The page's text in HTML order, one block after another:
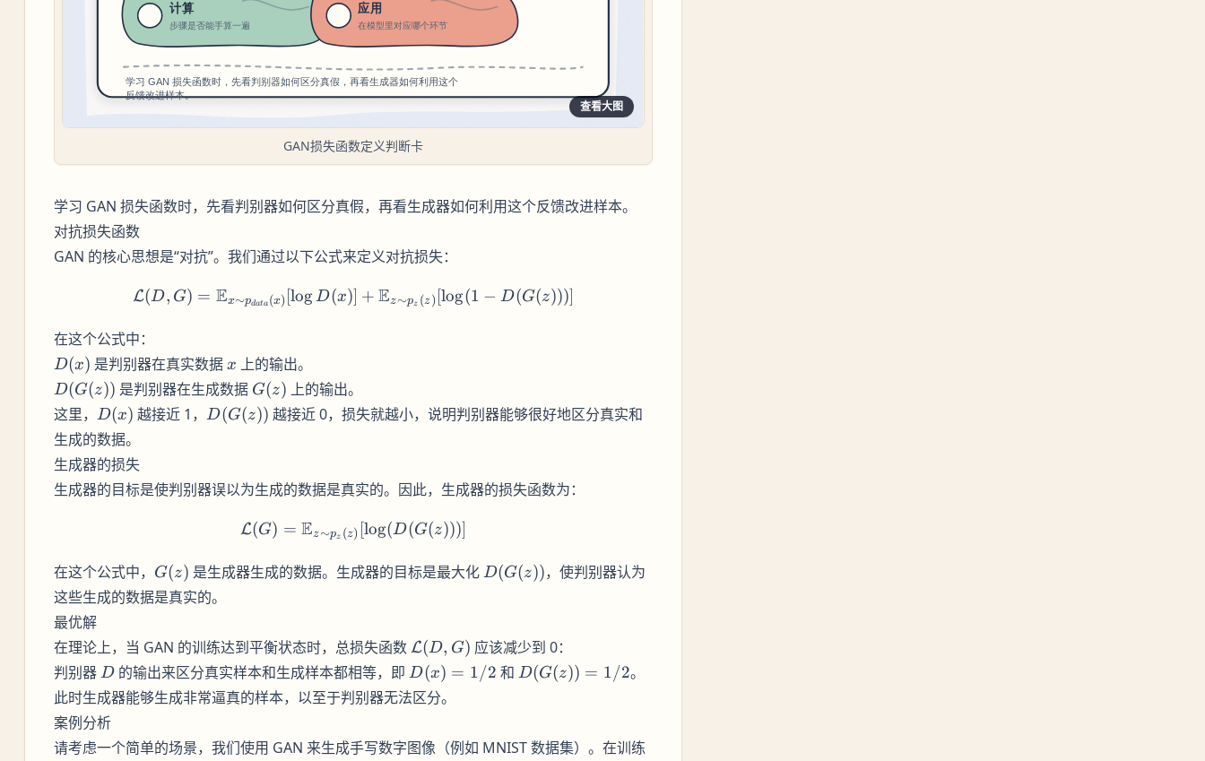
查看大图
GAN损失函数定义判断卡
学习 GAN 损失函数时，先看判别器如何区分真假，再看生成器如何利用这个反馈改进样本。
对抗损失函数
GAN 的核心思想是“对抗”。我们通过以下公式来定义对抗损失：
\mathcal{L}(D, G) = \mathbb{E}_{x \sim p_{data}(x)} [\log D(x)] + \mathbb{E}_{z \sim p_z(z)} [\log (1 -
L(D, G) = Ex∼pdata (x) [logD(x)] + Ez∼pz (z) [log(1 − D(G(z)))]
在这个公式中：
D(x)
D(x) 是判别器在真实数据x
x 上的输出。
D(G(z))
D(G(z)) 是判别器在生成数据 G(z)
G(z) 上的输出。
这里， D(x)
D(x) 越接近 1，D(G(z))
D(G(z)) 越接近 0，损失就越小，说明判别器能够很好地区分真实和
生成的数据。
生成器的损失
生成器的目标是使判别器误以为生成的数据是真实的。因此，生成器的损失函数为：
\mathcal{L}(G) = \mathbb{E}_{z \sim p_z(z)} [\log (D(G(z)))]
L(G) = Ez∼pz (z) [log(D(G(z)))]
在这个公式中， G(z)
G(z) 是生成器生成的数据。生成器的目标是最大化 D(G(z))
D(G(z))，使判别器认为
这些生成的数据是真实的。
最优解
在理论上，当 GAN 的训练达到平衡状态时，总损失函数 \mathcal{L}
(D, G)
L(D, G) 应该减少到 0：
判别器 D
D 的输出来区分真实样本和生成样本都相等，即D(x)
=
1/2
D(x) = 1/2 和 D(G(z))
D(G(z)) = 1/2。
此时生成器能够生成非常逼真的样本，以至于判别器无法区分。
案例分析
请考虑一个简单的场景，我们使用 GAN 来生成手写数字图像（例如 MNIST 数据集）。在训练